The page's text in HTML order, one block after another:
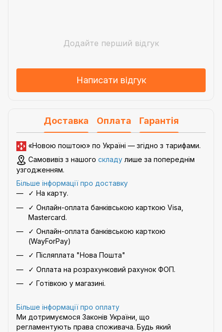
Додайте перший відгук
Написати відгук
Доставка Оплата Гарантія
«Новою поштою» по Україні — згідно з тарифами.
Самовивіз з нашого складу лише за попереднім
узгодженням.
Більше інформації про доставку
✓ На карту.
✓ Онлайн-оплата банківською карткою Visa,
Mastercard.
✓ Онлайн-оплата банківською карткою
(WayForPay)
✓ Післяплата "Нова Пошта"
✓ Оплата на розрахунковий рахунок ФОП.
✓ Готівкою у магазині.
Більше інформації про оплату
Ми дотримуємося Законів України, що
регламентують права споживача. Будь який